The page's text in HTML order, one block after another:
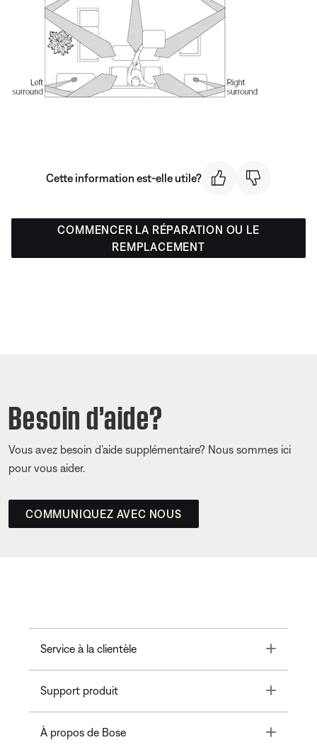
Cette information est-elle utile?
COMMENCER LA RÉPARATION OU LE
REMPLACEMENT
Besoin d’aide?
Vous avez besoin d’aide supplémentaire? Nous sommes ici
pour vous aider.
COMMUNIQUEZ AVEC NOUS
Service à la clientèle Toggle
Support produit Toggle
À propos de Bose Toggle